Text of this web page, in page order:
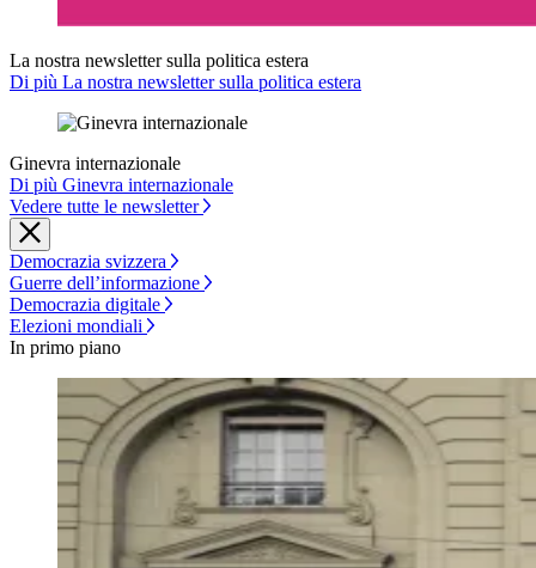
La nostra newsletter sulla politica estera
Di più La nostra newsletter sulla politica estera
Ginevra internazionale
Di più Ginevra internazionale
Vedere tutte le newsletter
Democrazia svizzera
Guerre dell’informazione
Democrazia digitale
Elezioni mondiali
In primo piano